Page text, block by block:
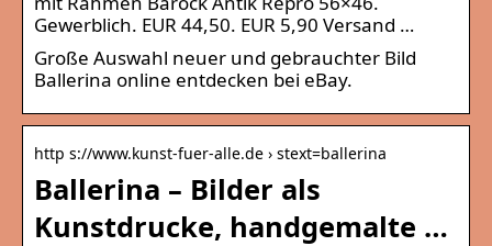
Gewerblich. EUR 44,50. EUR 5,90 Versand …
Große Auswahl neuer und gebrauchter Bild
Ballerina online entdecken bei eBay.
http s://www.kunst-fuer-alle.de › stext=ballerina
Ballerina – Bilder als
Kunstdrucke, handgemalte …